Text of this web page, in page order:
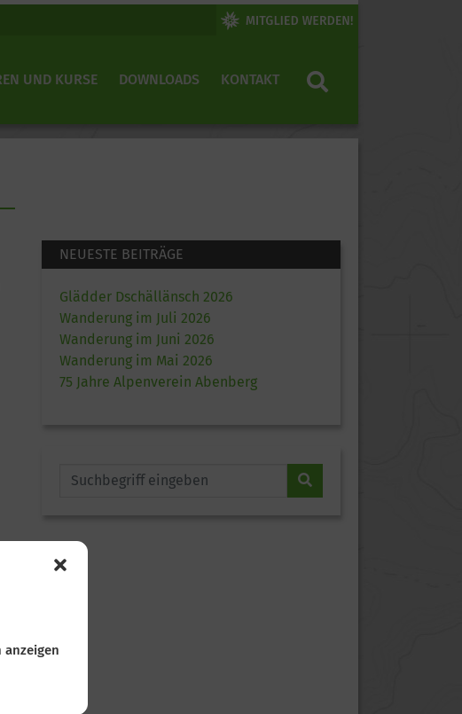
anzeigen
UND KURSE DOWNLOADS KONTAKT
NEUESTE BEITRÄGE
Glädder Dschällänsch 2026
Wanderung im Juli 2026
Wanderung im Juni 2026
Wanderung im Mai 2026
75 Jahre Alpenverein Abenberg